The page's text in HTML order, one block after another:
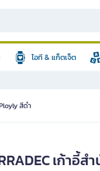
ไอที & แก็ตเจ็ต
สีดำ
เก้าอี้